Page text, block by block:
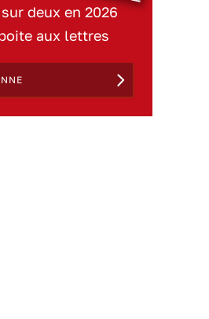
deux en 2026
aux lettres